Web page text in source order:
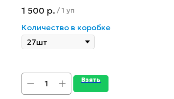
1 500 р. /1 уп
Количество в коробке
Взять